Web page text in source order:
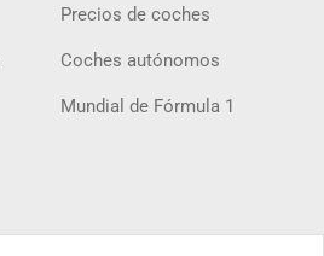
Precios de coches
Coches autónomos
Mundial de Fórmula 1